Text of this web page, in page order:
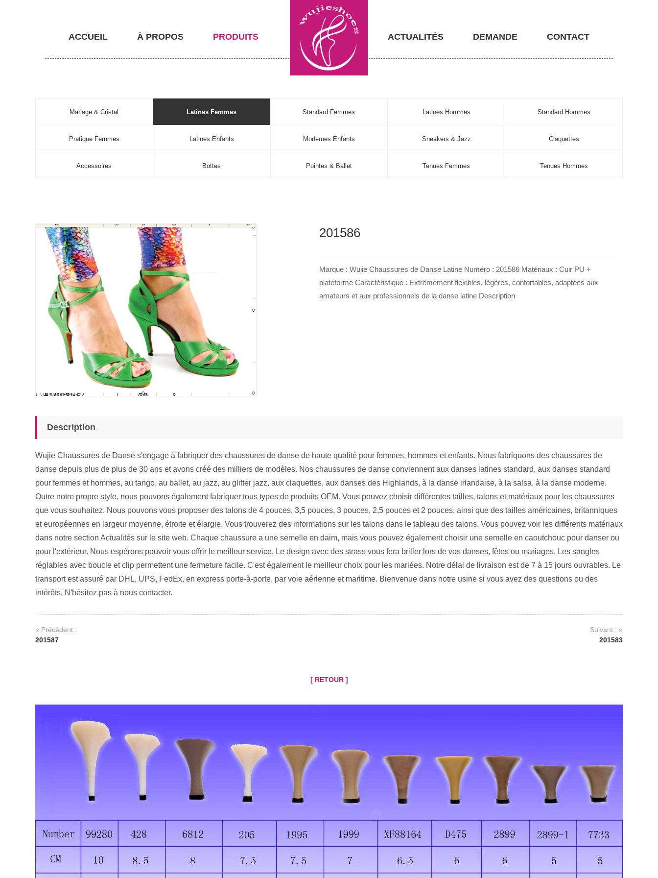
ACCUEIL À PROPOS PRODUITS ACTUALITÉS DEMANDE CONTACT
Mariage & Cristal Latines Femmes Standard Femmes Latines Hommes Standard Hommes
Pratique Femmes Latines Enfants Modernes Enfants Sneakers & Jazz Claquettes
Accessoires Bottes Pointes & Ballet Tenues Femmes Tenues Hommes
201586
Marque : Wujie Chaussures de Danse Latine Numéro : 201586 Matériaux : Cuir PU +
plateforme Caractéristique : Extrêmement flexibles, légères, confortables, adaptées aux
amateurs et aux professionnels de la danse latine Description
Description
Wujie Chaussures de Danse s'engage à fabriquer des chaussures de danse de haute qualité pour femmes, hommes et enfants. Nous fabriquons des chaussures de
danse depuis plus de plus de 30 ans et avons créé des milliers de modèles. Nos chaussures de danse conviennent aux danses latines standard, aux danses standard
pour femmes et hommes, au tango, au ballet, au jazz, au glitter jazz, aux claquettes, aux danses des Highlands, à la danse irlandaise, à la salsa, à la danse moderne.
Outre notre propre style, nous pouvons également fabriquer tous types de produits OEM. Vous pouvez choisir différentes tailles, talons et matériaux pour les chaussures
que vous souhaitez. Nous pouvons vous proposer des talons de 4 pouces, 3,5 pouces, 3 pouces, 2,5 pouces et 2 pouces, ainsi que des tailles américaines, britanniques
et européennes en largeur moyenne, étroite et élargie. Vous trouverez des informations sur les talons dans le tableau des talons. Vous pouvez voir les différents matériaux
dans notre section Actualités sur le site web. Chaque chaussure a une semelle en daim, mais vous pouvez également choisir une semelle en caoutchouc pour danser ou
pour l'extérieur. Nous espérons pouvoir vous offrir le meilleur service. Le design avec des strass vous fera briller lors de vos danses, fêtes ou mariages. Les sangles
réglables avec boucle et clip permettent une fermeture facile. C'est également le meilleur choix pour les mariées. Notre délai de livraison est de 7 à 15 jours ouvrables. Le
transport est assuré par DHL, UPS, FedEx, en express porte-à-porte, par voie aérienne et maritime. Bienvenue dans notre usine si vous avez des questions ou des
intérêts. N'hésitez pas à nous contacter.
« Précédent :
201587
Suivant : »
201583
[ RETOUR ]